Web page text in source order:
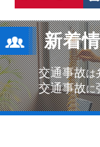
新着
交通事故は
交通事故に